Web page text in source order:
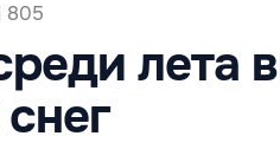
805
лета